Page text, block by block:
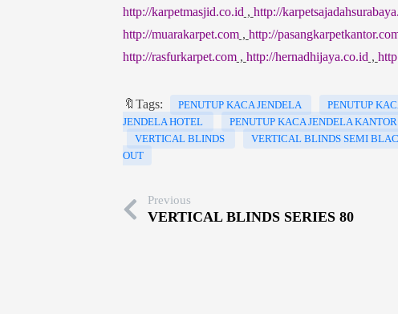
http://karpetmasjid.co.id , http://
http://muarakarpet.com, http://
http://rasfurkarpet.com, http://hernadhijaya.co.id ,
🔖Tags: PENUTUP KACA JENDELA
PENUTUP
JENDELA HOTEL
PENUTUP KACA JENDELA KANTOR
VERTICAL BLINDS
VERTICAL BLINDS SEMI
OUT
Previous
VERTICAL BLINDS SERIES 80